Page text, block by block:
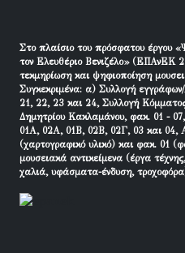
Στο πλαίσιο του πρόσφατου έργου
τον Ελευθέριο Βενιζέλο» (ΕΠΑνΕΚ
τεκμηρίωση και ψηφιοποίηση
Συγκεκριμένα: α) Συλλογή
21, 22, 23 και 24, Συλλογή
Δημητρίου Κακλαμάνου, φακ. 01 -
01Α, 02Α, 01Β, 02Β, 02Γ, 03 και 04,
(χαρτογραφικό υλικό) και φακ. 01
μουσειακά αντικείμενα (έργα
χαλιά, υφάσματα-ένδυση,